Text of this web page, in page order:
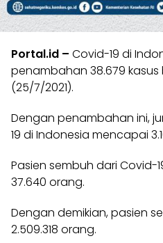
Portal.id – Covid-19 di
penambahan 38.679
(25/7/2021).
Dengan penambahan ini,
19 di Indonesia mencapai
Pasien sembuh dari Covid-
37.640 orang.
Dengan demikian, pasien
2.509.318 orang.